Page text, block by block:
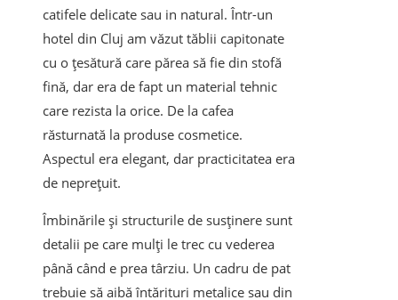
catifele delicate sau in natural. Într-un
hotel din Cluj am văzut tăblii capitonate
cu o țesătură care părea să fie din stofă
fină, dar era de fapt un material tehnic
care rezista la orice. De la cafea
răsturnată la produse cosmetice.
Aspectul era elegant, dar practicitatea era
de neprețuit.
Îmbinările și structurile de susținere sunt
detalii pe care mulți le trec cu vederea
până când e prea târziu. Un cadru de pat
trebuie să aibă întărituri metalice sau din